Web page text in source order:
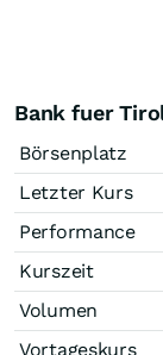
Bank fuer
Börsenplatz
Letzter Kurs
Performance
Kurszeit
Volumen
Vortageskurs